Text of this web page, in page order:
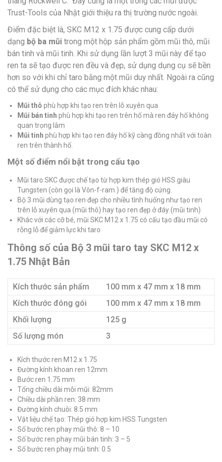
Trust-Tools của Nhật giới thiệu ra thị trường nước ngoài.
Điểm đặc biệt là, SKC M12 x 1.75 được cung cấp dưới
dạng bộ ba mũi trong một hộp sản phẩm gồm mũi thô, mũi
bán tinh và mũi tinh. Khi sử dụng lần lượt 3 mũi này để tạo
ren ta sẽ tạo được ren đều và đẹp, sử dụng dụng cụ sẽ bền
hơn so với khi chỉ taro bằng một mũi duy nhất. Ngoài ra cũng
có thể sử dụng cho các mục đích khác nhau:
Mũi thô phù hợp khi tạo ren trên lỗ xuyên qua
Mũi bán tinh phù hợp khi tạo ren trên hố mà ren đáy hố không
quan trọng lắm
Mũi tinh phù hợp khi tạo ren đáy hố kỹ càng đồng nhất với toàn
ren trên thành hố.
Một số điểm nổi bật trong cấu tạo
Mũi taro SKC được chế tạo từ hợp kim thép gió HSS giàu
Tungsten (còn gọi là Vôn-f-ram ) để tăng độ cứng.
Bộ 3 mũi dùng tạo ren đẹp cho nhiều tình huống như tạo ren
trên lỗ xuyên qua (mũi thô) hay tạo ren đẹp ở đáy (mũi tinh)
Khác với các cỡ bé, mũi SKC M12 x 1.75 có cấu tạo đầu mũi có
rỗng lỗ để giảm lực khi taro
Thông số của Bộ 3 mũi taro tay SKC M12 x
1.75 Nhật Bản
Kích thước sản phẩm
100 mm x 47 mm x 18 mm
Kích thước đóng gói
100 mm x 47 mm x 18 mm
Khối lượng
125 g
Số lượng món
3
Kích thước ren M12 x 1.75
Đường kính khoan ren 12mm
Bước ren 1.75 mm
Tổng chiều dài mỗi mũi: 82mm
Chiều dài phần ren: 38 mm
Đường kính chuôi: 8.5 mm
Vật liệu chế tạo: Thép gió hợp kim HSS Tungsten
Số bước ren phay mũi thô: 8 – 10
Số bước ren phay mũi bán tinh: 3 – 5
Số bước ren phay mũi tinh: 0.5